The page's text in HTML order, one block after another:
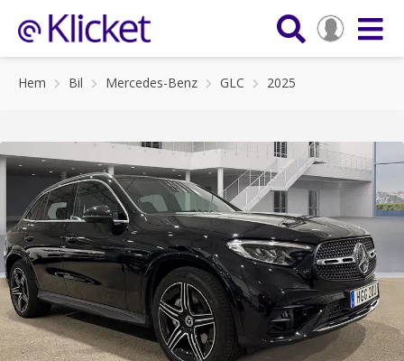
Hem Bil Mercedes-Benz GLC 2025